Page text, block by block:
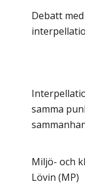
Debatt
samma
Miljö- och
Lövin (MP)